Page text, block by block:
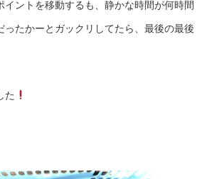
イントを移動するも、静かな時間が何時間
ったかーとガックリしてたら、最後の最後
た